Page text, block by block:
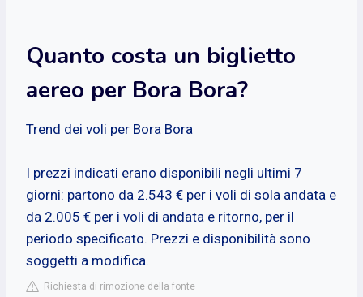
Quanto costa un biglietto
aereo per Bora Bora?
Trend dei voli per Bora Bora
I prezzi indicati erano disponibili negli ultimi 7
giorni: partono da 2.543 € per i voli di sola andata e
da 2.005 € per i voli di andata e ritorno, per il
periodo specificato. Prezzi e disponibilità sono
soggetti a modifica.
Richiesta di rimozione della fonte